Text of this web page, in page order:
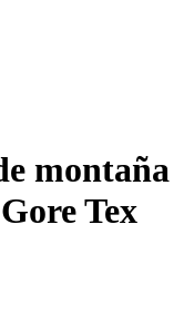
montaña
Tex